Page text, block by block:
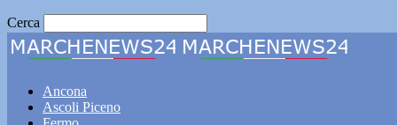
Cerca
Ancona
Ascoli Piceno